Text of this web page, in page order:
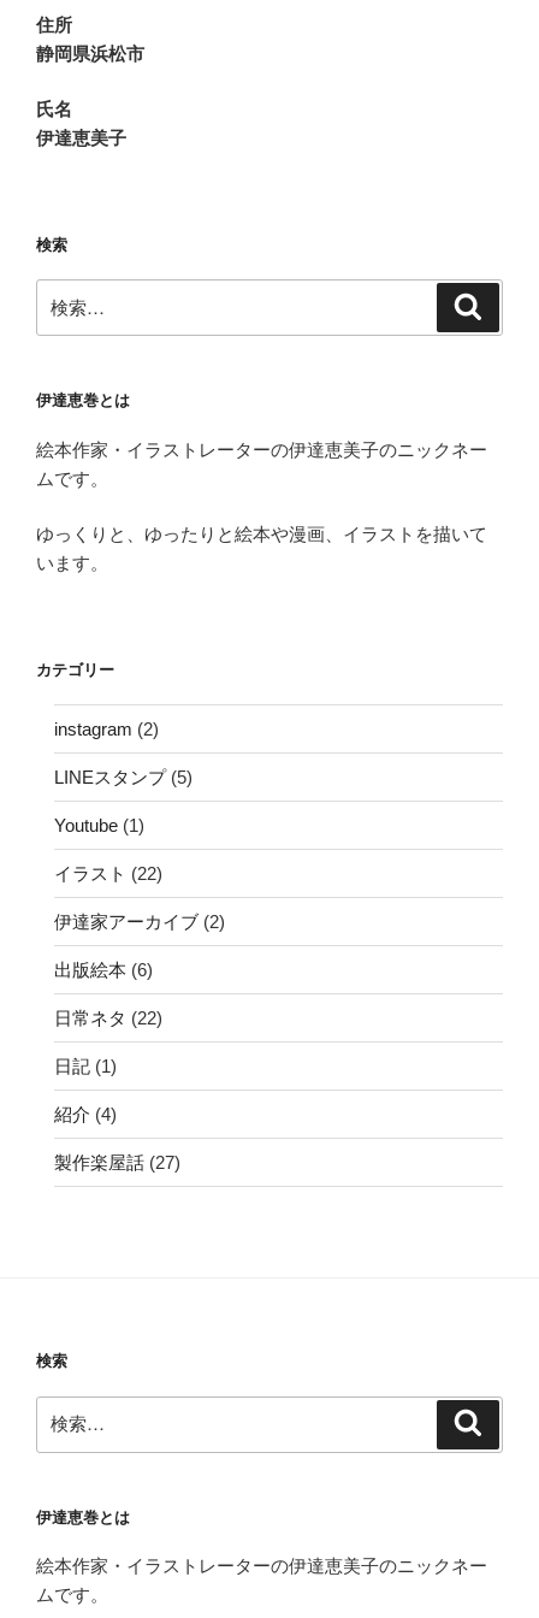
住所
静岡県浜松市
氏名
伊達恵美子
検索
索:
伊達恵巻とは
絵本作家・イラストレーターの伊達恵美子のニックネー
ムです。
ゆっくりと、ゆったりと絵本や漫画、イラストを描いて
います。
カテゴリー
instagram (2)
LINEスタンプ(5)
Youtube (1)
イラスト (22)
伊達家アーカイブ (2)
出版絵本 (6)
日常ネタ (22)
日記 (1)
紹介 (4)
製作楽屋話 (27)
検索
索:
伊達恵巻とは
絵本作家・イラストレーターの伊達恵美子のニックネー
ムです。